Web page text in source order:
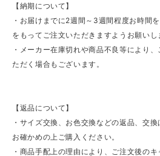
【納期について】
・お届けまでに2週間～3週間程度お時間
をもってご注文いただきますようお願いし
・メーカー在庫切れや商品不良等により
ただく場合もございます。
【返品について】
・サイズ交換、お色交換などの返品、交
お確かめの上ご購入ください。
・商品手配上の理由により、ご注文後の